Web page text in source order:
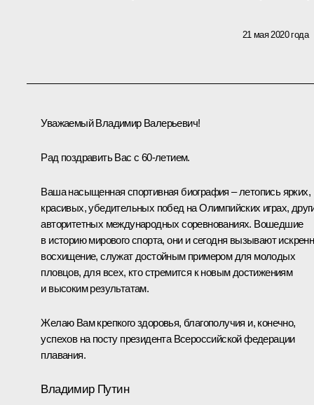
21 мая 2020 года
Уважаемый Владимир Валерьевич!
Рад поздравить Вас с 60-летием.
Ваша насыщенная спортивная биография – летопись ярких,
красивых, убедительных побед на Олимпийских играх,
авторитетных международных соревнованиях. Вошедшие
в историю мирового спорта, они и сегодня вызывают
восхищение, служат достойным примером для молодых
пловцов, для всех, кто стремится к новым достижениям
и высоким результатам.
Желаю Вам крепкого здоровья, благополучия и, конечно,
успехов на посту президента Всероссийской федерации
плавания.
Владимир Путин